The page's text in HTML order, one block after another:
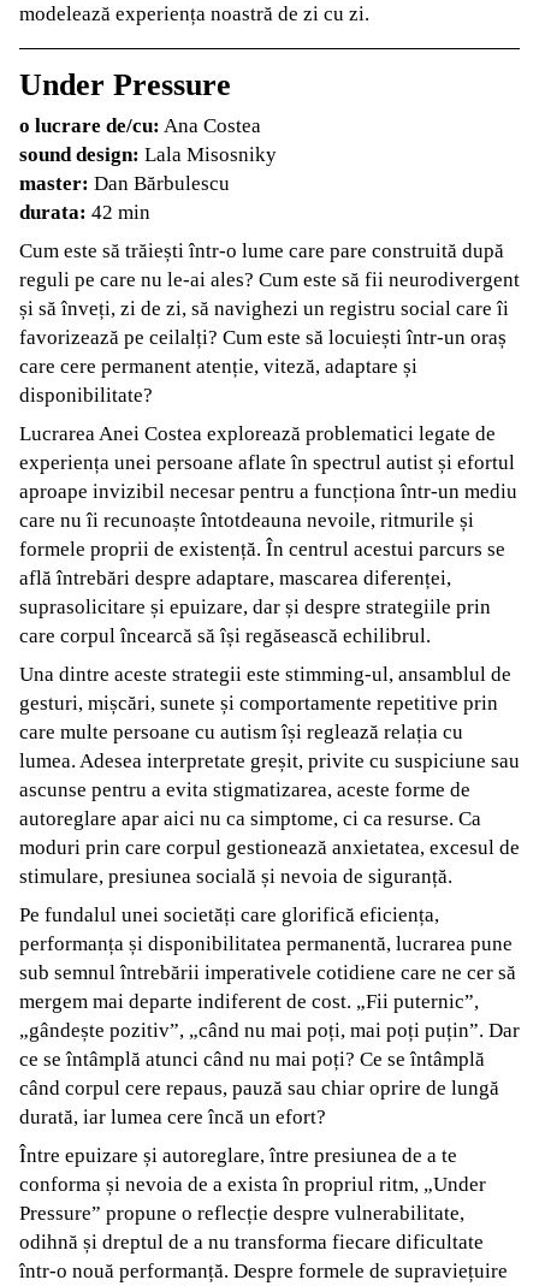
modelează experiența noastră de zi cu zi.
Under Pressure
o lucrare de/cu: Ana Costea
sound design: Lala Misosniky
master: Dan Bărbulescu
durata: 42 min
Cum este să trăiești într-o lume care pare construită după
reguli pe care nu le-ai ales? Cum este să fii neurodivergent
și să înveți, zi de zi, să navighezi un registru social care îi
favorizează pe ceilalți? Cum este să locuiești într-un oraș
care cere permanent atenție, viteză, adaptare și
disponibilitate?
Lucrarea Anei Costea explorează problematici legate de
experiența unei persoane aflate în spectrul autist și efortul
aproape invizibil necesar pentru a funcționa într-un mediu
care nu îi recunoaște întotdeauna nevoile, ritmurile și
formele proprii de existență. În centrul acestui parcurs se
află întrebări despre adaptare, mascarea diferenței,
suprasolicitare și epuizare, dar și despre strategiile prin
care corpul încearcă să își regăsească echilibrul.
Una dintre aceste strategii este stimming-ul, ansamblul de
gesturi, mișcări, sunete și comportamente repetitive prin
care multe persoane cu autism își reglează relația cu
lumea. Adesea interpretate greșit, privite cu suspiciune sau
ascunse pentru a evita stigmatizarea, aceste forme de
autoreglare apar aici nu ca simptome, ci ca resurse. Ca
moduri prin care corpul gestionează anxietatea, excesul de
stimulare, presiunea socială și nevoia de siguranță.
Pe fundalul unei societăți care glorifică eficiența,
performanța și disponibilitatea permanentă, lucrarea pune
sub semnul întrebării imperativele cotidiene care ne cer să
mergem mai departe indiferent de cost. „Fii puternic”,
„gândește pozitiv”, „când nu mai poți, mai poți puțin”. Dar
ce se întâmplă atunci când nu mai poți? Ce se întâmplă
când corpul cere repaus, pauză sau chiar oprire de lungă
durată, iar lumea cere încă un efort?
Între epuizare și autoreglare, între presiunea de a te
conforma și nevoia de a exista în propriul ritm, „Under
Pressure” propune o reflecție despre vulnerabilitate,
odihnă și dreptul de a nu transforma fiecare dificultate
într-o nouă performanță. Despre formele de supraviețuire